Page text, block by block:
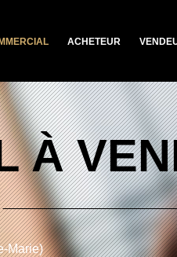
ACHETEUR
À
Marie)